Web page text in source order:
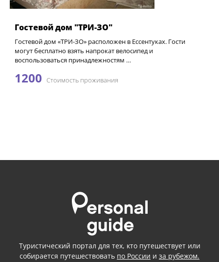
Гостевой дом "ТРИ-ЗО"
Гостевой дом «ТРИ-ЗО» расположен в Ессентуках. Гости
могут бесплатно взять напрокат велосипед и
воспользоваться принадлежностям …
1200 Стоимость проживания
Туристический портал для тех, кто путешествует или
собирается путешествовать по России и за рубежом.